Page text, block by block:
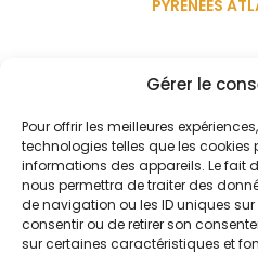
Gérer le
Pour offrir les meilleures
technologies telles que les
informations des appareils. Le fait
nous permettra de traiter des
de navigation ou les ID uniques sur
consentir ou de retirer son
sur certaines caractéristiques et
PYRÉNÉES
La Matinale
SUIVEZ-NOUS